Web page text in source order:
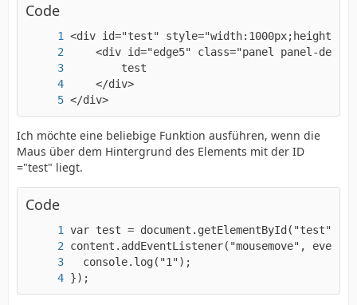
Code
</div>
Ich möchte eine beliebige Funktion ausführen, wenn die
Maus über dem Hintergrund des Elements mit der ID
="test" liegt.
Code
});